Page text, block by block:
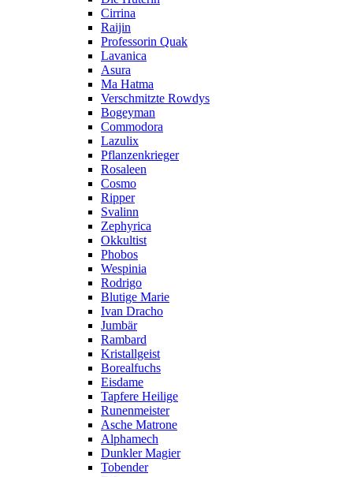
Cirrina
Raijin
Professorin Quak
Lavanica
Asura
Ma Hatma
Verschmitzte Rowdys
Bogeyman
Commodora
Lazulix
Pflanzenkrieger
Rosaleen
Cosmo
Ripper
Svalinn
Zephyrica
Okkultist
Phobos
Wespinia
Rodrigo
Blutige Marie
Ivan Dracho
Jumbär
Rambard
Kristallgeist
Borealfuchs
Eisdame
Tapfere Heilige
Runenmeister
Asche Matrone
Alphamech
Dunkler Magier
Tobender